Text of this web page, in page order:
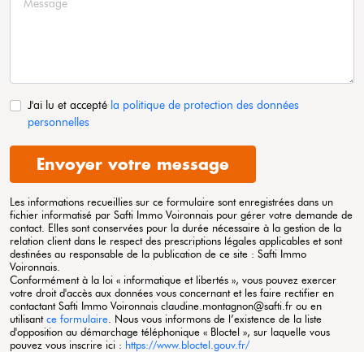
J'ai lu et accepté la politique de protection des données
personnelles
Envoyer votre message
Les informations recueillies sur ce formulaire sont enregistrées dans un
fichier informatisé par Safti Immo Voironnais pour gérer votre demande de
contact. Elles sont conservées pour la durée nécessaire à la gestion de la
relation client dans le respect des prescriptions légales applicables et sont
destinées au responsable de la publication de ce site : Safti Immo
Voironnais
Conformément à la loi « informatique et libertés », vous pouvez exercer
votre droit d'accès aux données vous concernant et les faire rectifier en
contactant Safti Immo Voironnais claudine.montagnon@safti.fr ou en
utilisant ce formulaire . Nous vous informons de l’existence de la liste
d'opposition au démarchage téléphonique « Bloctel », sur laquelle vous
pouvez vous inscrire ici : https://www.bloctel.gouv.fr/